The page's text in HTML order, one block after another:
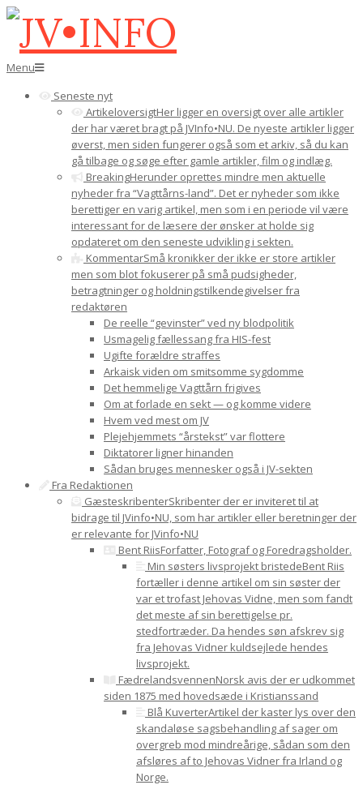
Gå
indhold
JV•INFO
Den
navigations-
Menu
Seneste nyt
ArtikeloversigtHer ligger en oversigt over alle artikler
der har været bragt på JVInfo•NU. De nyeste artikler ligger
øverst, men siden fungerer også som et arkiv, så du kan
gå tilbage og søge efter gamle artikler, film og indlæg.
BreakingHerunder oprettes mindre men aktuelle
nyheder fra “Vagttårns-land”. Det er nyheder som ikke
berettiger en varig artikel, men som i en periode vil være
interessant for de læsere der ønsker at holde sig
opdateret om den seneste udvikling i sekten.
KommentarSmå kronikker der ikke er store artikler
men som blot fokuserer på små pudsigheder,
betragtninger og holdningstilkendegivelser fra
redaktøren
De reelle “gevinster” ved ny blodpolitik
Usmagelig fællessang fra HIS-fest
Ugifte forældre straffes
Arkaisk viden om smitsomme sygdomme
Det hemmelige Vagttårn frigives
Om at forlade en sekt — og komme videre
Hvem ved mest om JV
Plejehjemmets “årstekst” var flottere
Diktatorer ligner hinanden
Sådan bruges mennesker også i JV-sekten
Fra Redaktionen
GæsteskribenterSkribenter der er inviteret til at
bidrage til JVinfo•NU, som har artikler eller beretninger der
er relevante for JVinfo•NU
Bent RiisForfatter, Fotograf og Foredragsholder.
Min søsters livsprojekt bristedeBent Riis
fortæller i denne artikel om sin søster der
var et trofast Jehovas Vidne, men som fandt
det meste af sin berettigelse pr.
stedfortræder. Da hendes søn afskrev sig
fra Jehovas Vidner kuldsejlede hendes
livsprojekt.
FædrelandsvennenNorsk avis der er udkommet
siden 1875 med hovedsæde i Kristianssand
Blå KuverterArtikel der kaster lys over den
skandaløse sagsbehandling af sager om
overgreb mod mindreårige, sådan som den
afsløres af to Jehovas Vidner fra Irland og
Norge.